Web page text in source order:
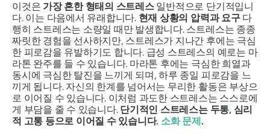
이것은 가장 흔한 형태의 스트레스일반적으로 단기적입니
다. 이는 다음에서 유래합니다. 현재 상황의 압력과 요구다
행히 스트레스는 소량일 때만 발생합니다. 스트레스는 종종
짜릿한 경험을 선사하지만, 스트레스가 지나간 후에는 극심
한 피로감을 유발하기도 합니다. 급성 스트레스의 예로는 마
라톤 완주를 들 수 있습니다. 마라톤 후에는 극심한 희열과
동시에 극심한 탈진을 느끼게 되며, 하루 종일 피로감을 느
끼게 됩니다. 자신의 한계를 넘어서는 무리한 활동은 부상으
로 이어질 수 있습니다. 이처럼 과도한 스트레스는 스스로에
게 부담을 줄 수 있습니다. 단기적인 스트레스는 두통, 심리
적 고통 등으로 이어질 수 있습니다. 소화 문제 .